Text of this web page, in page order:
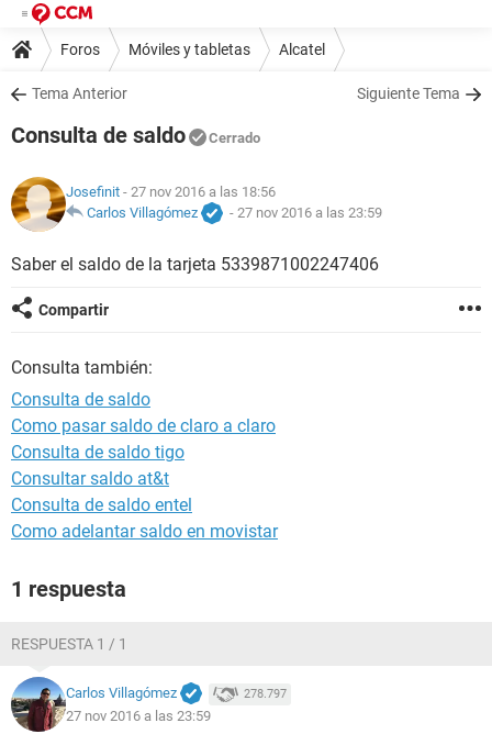
Foros Móviles y tabletas Alcatel
Tema Anterior Siguiente Tema
Consulta de saldo Cerrado
Josefinit - 27 nov 2016 a las 18:56
Carlos Villagómez
- 27 nov 2016 a las 23:59
Saber el saldo de la tarjeta 5339871002247406
Compartir
Consulta también:
Consulta de saldo
Como pasar saldo de claro a claro
Consulta de saldo tigo
Consultar saldo at&t
Consulta de saldo entel
Como adelantar saldo en movistar
1 respuesta
RESPUESTA 1 / 1
Carlos Villagómez 278.797
27 nov 2016 a las 23:59